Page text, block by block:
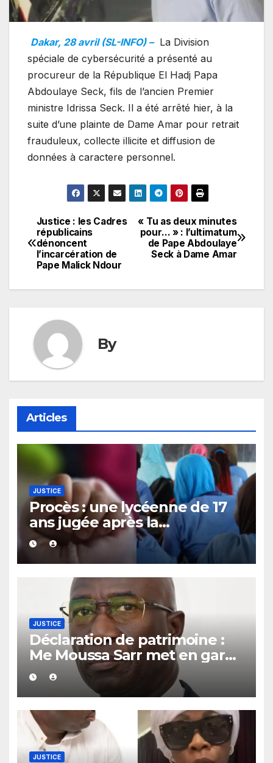
Dakar, 28 avril (SL-INFO) – La Division
spéciale de cybersécurité a présenté au
procureur de la République El Hadj Papa
Abdoulaye Seck, fils de l’ancien Premier
ministre Idrissa Seck. Il a été arrêté hier, à la
suite d’une plainte de Dame Amar pour retrait
frauduleux, collecte illicite et diffusion de
données à caractere personnel.
Navigation
de
l’article
« Tu as deux minutes
pour… » : l’ultimatum
de Pape Abdoulaye
Seck à Dame Amar
Justice : les Cadres
républicains
dénoncent
l’incarcération de
Pape Malick Ndour
By
Articles
JUSTICE
Procès : une lycéenne de 17
ans jugée après la
découverte d’un bébé caché
sous un lit
JUSTICE
Déclaration de patrimoine :
Me Moussa Sarr met en garde
les récalcitrants
JUSTICE